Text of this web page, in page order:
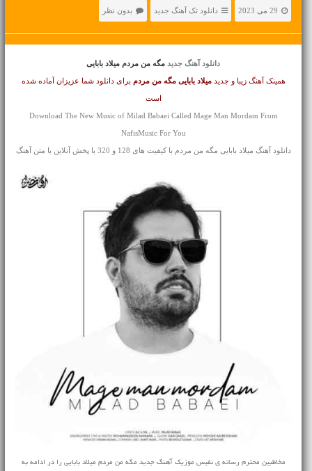
29 می 2023 دانلود تک آهنگ جدید بدون نظر
دانلود آهنگ جدیدمگه من مردم میلاد بابایی
همینک آهنگ زیبا و جدیدمیلاد بابایی مگه من مردم برای دانلود شما عزیزان آماده شده
است
Download The New Music of Milad Babaei Called Mage Man Mordam From
NafisMusic For You
دانلود آهنگ میلاد بابایی مگه من مردم با کیفیت های 128 و 320 با پخش آنلاین با متن آهنگ
مخاطبین محترم رسانه ی نفیس موزیک آهنگ جدید مگه من مردم میلاد بابایی را در ادامه به